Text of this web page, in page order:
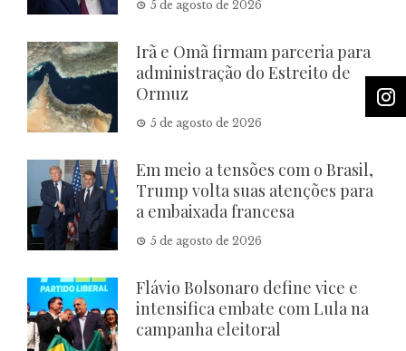
5 de agosto de 2026
Irã e Omã firmam parceria para
administração do Estreito de
Ormuz
5 de agosto de 2026
Em meio a tensões com o Brasil,
Trump volta suas atenções para
a embaixada francesa
5 de agosto de 2026
Flávio Bolsonaro define vice e
intensifica embate com Lula na
campanha eleitoral